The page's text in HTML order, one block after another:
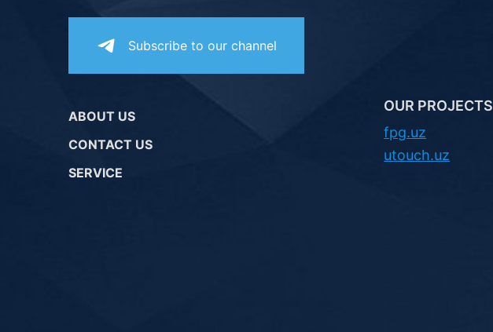
Subscribe to our channel
ABOUT US
CONTACT US
SERVICE
OUR PROJECTS
fpg.uz
utouch.uz